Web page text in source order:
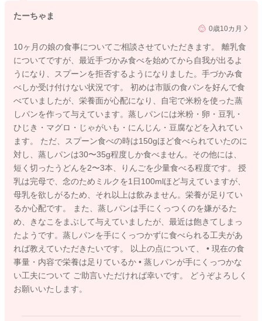
たーちゃま
0歳10カ月
10ヶ月の娘の食事についてご相談させていただきます。 離乳食
についてですが、最近手づかみ食べを始めてから自我が出るよ
うになり、スプーンを拒否するようになりました。手づかみ食
べしか受け付けない状況です。 初めは市販の食パンを好んで食
べていましたが、栄養面が心配になり、自宅で米粉を使った蒸
しパンを作って与えています。蒸しパンには米粉・卵・豆乳・
ひじき・マグロ・じゃがいも・にんじん・豆腐などを入れてい
ます。 ただ、スプーン食べの時は150gほど食べられていたのに
対し、蒸しパンは30〜35g程度しか食べません。その他には、
短く切ったうどんを2〜3本、りんごを少量食べる程度です。 授
乳は完母で、念のためミルクを1日100mlほど与えていますが、
母乳を欲しがるため、それ以上は飲みません。栄養が足りてい
るか心配です。 また、蒸しパンは手にくっつくのを嫌がるた
め、きなこをまぶして与えていましたが、最近は飽きてしまっ
たようです。蒸しパンを手にくっつかずに食べられる工夫があ
れば教えていただきたいです。 以上の点について、 • 現在の食
事量・内容で栄養は足りているか • 蒸しパンが手にくっつかな
い工夫について ご助言いただければ幸いです。 どうぞよろしく
お願いいたします。